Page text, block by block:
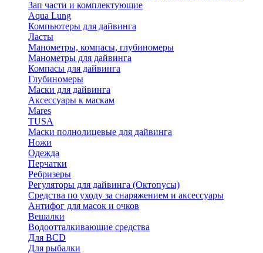
Зап части и комплектующие
Aqua Lung
Компьютеры для дайвинга
Ласты
Манометры, компасы, глубиномеры
Манометры для дайвинга
Компасы для дайвинга
Глубиномеры
Маски для дайвинга
Аксессуары к маскам
Mares
TUSA
Маски полнолицевые для дайвинга
Ножи
Одежда
Перчатки
Ребризеры
Регуляторы для дайвинга (Октопусы)
Средства по уходу за снаряжением и аксессуары
Антифог для масок и очков
Вешалки
Водоотталкивающие средства
Для BCD
Для рыбалки